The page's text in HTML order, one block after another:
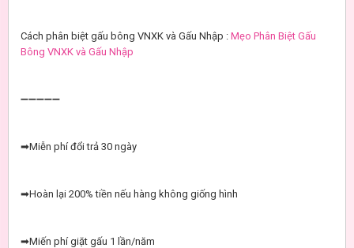
Cách phân biệt gấu bông VNXK và Gấu Nhập : Mẹo Phân Biệt Gấu
Bông VNXK và Gấu Nhập
➖➖➖➖➖
➡Miễn phí đổi trả 30 ngày
➡Hoàn lại 200% tiền nếu hàng không giống hình
➡Miến phí giặt gấu 1 lần/năm